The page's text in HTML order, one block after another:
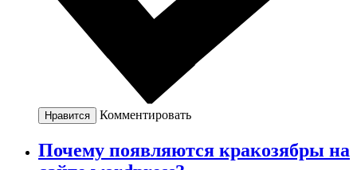
Нравится Комментировать
Почему появляются кракозябры на